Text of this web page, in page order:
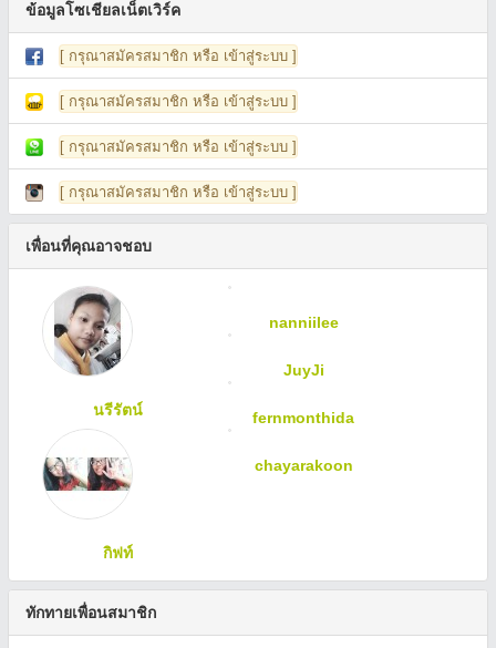
ข้อมูลโซเชียลเน็ตเวิร์ค
[ กรุณาสมัครสมาชิก หรือ เข้าสู่ระบบ ]
[ กรุณาสมัครสมาชิก หรือ เข้าสู่ระบบ ]
[ กรุณาสมัครสมาชิก หรือ เข้าสู่ระบบ ]
[ กรุณาสมัครสมาชิก หรือ เข้าสู่ระบบ ]
เพื่อนที่คุณอาจชอบ
นรีรัตน์
nanniilee
JuyJi
fernmonthida
กิฟท์
chayarakoon
ทักทายเพื่อนสมาชิก